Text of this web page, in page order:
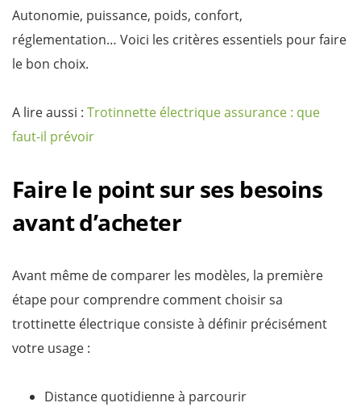
Autonomie, puissance, poids, confort,
réglementation… Voici les critères essentiels pour faire
le bon choix.
A lire aussi : Trotinnette électrique assurance : que
faut-il prévoir
Faire le point sur ses besoins
avant d’acheter
Avant même de comparer les modèles, la première
étape pour comprendre comment choisir sa
trottinette électrique consiste à définir précisément
votre usage :
Distance quotidienne à parcourir